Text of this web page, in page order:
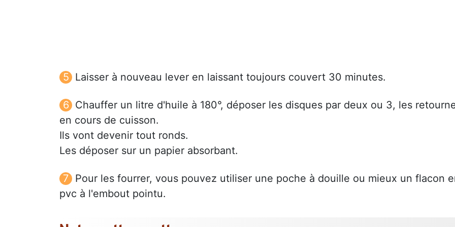
Laisser à nouveau lever en laissant toujours couvert 30 minutes.
Chauffer un litre d'huile à 180°, déposer les disques par deux ou 3, les
en cours de cuisson.
Ils vont devenir tout ronds.
Les déposer sur un papier absorbant.
Pour les fourrer, vous pouvez utiliser une poche à douille ou mieux un flacon
pvc à l'embout pointu.